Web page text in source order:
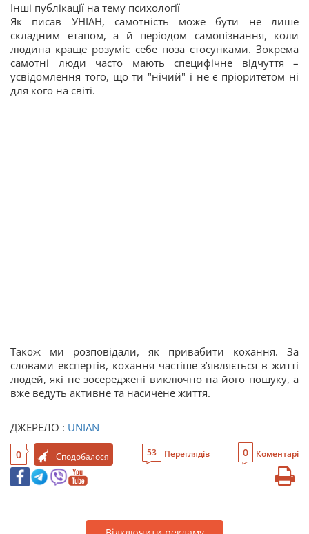
Інші публікації на тему психології
Як писав УНІАН, самотність може бути не лише
складним етапом, а й періодом самопізнання, коли
людина краще розуміє себе поза стосунками. Зокрема
самотні люди часто мають специфічне відчуття –
усвідомлення того, що ти "нічий" і не є пріоритетом ні
для кого на світі.
Також ми розповідали, як привабити кохання. За
словами експертів, кохання частіше з’являється в житті
людей, які не зосереджені виключно на його пошуку, а
вже ведуть активне та насичене життя.
ДЖЕРЕЛО : UNIAN
0 Сподобалося 53 Переглядів 0 Коментарі